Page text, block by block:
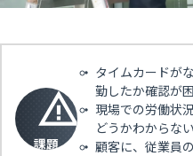
課題
タイムカードが
勤したか確認が困
現場での労働状
どうかわからない
顧客に、従業員